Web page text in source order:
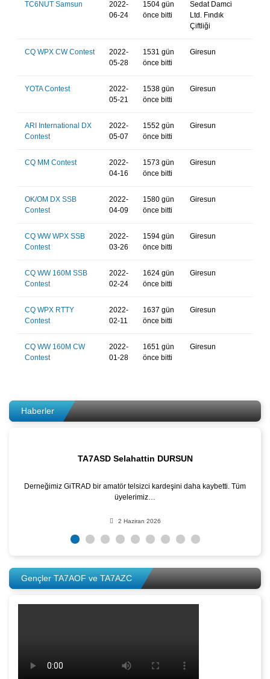
TC6NUT Samsun
2022-
06-24
1504 gün
önce bitti
Sedat Damci
Ltd. Fındık
Çiftliği
CQ WPX CW Contest
2022-
05-28
1531 gün
önce bitti
Giresun
YOTA Contest
2022-
05-21
1538 gün
önce bitti
Giresun
ARI International DX
Contest
2022-
05-07
1552 gün
önce bitti
Giresun
CQ MM Contest
2022-
04-16
1573 gün
önce bitti
Giresun
OK/OM DX SSB
Contest
2022-
04-09
1580 gün
önce bitti
Giresun
CQ WW WPX SSB
Contest
2022-
03-26
1594 gün
önce bitti
Giresun
CQ WW 160M SSB
Contest
2022-
02-24
1624 gün
önce bitti
Giresun
CQ WPX RTTY
Contest
2022-
02-11
1637 gün
önce bitti
Giresun
CQ WW 160M CW
Contest
2022-
01-28
1651 gün
önce bitti
Giresun
Haberler
TA7ASD Selahattin DURSUN
Derneğimiz GiTRAD bir amatör telsizci kardeşini daha kaybetti. Tüm
üyelerimiz…
2 Haziran 2026
Gençler TA7AOF ve TA7AZC